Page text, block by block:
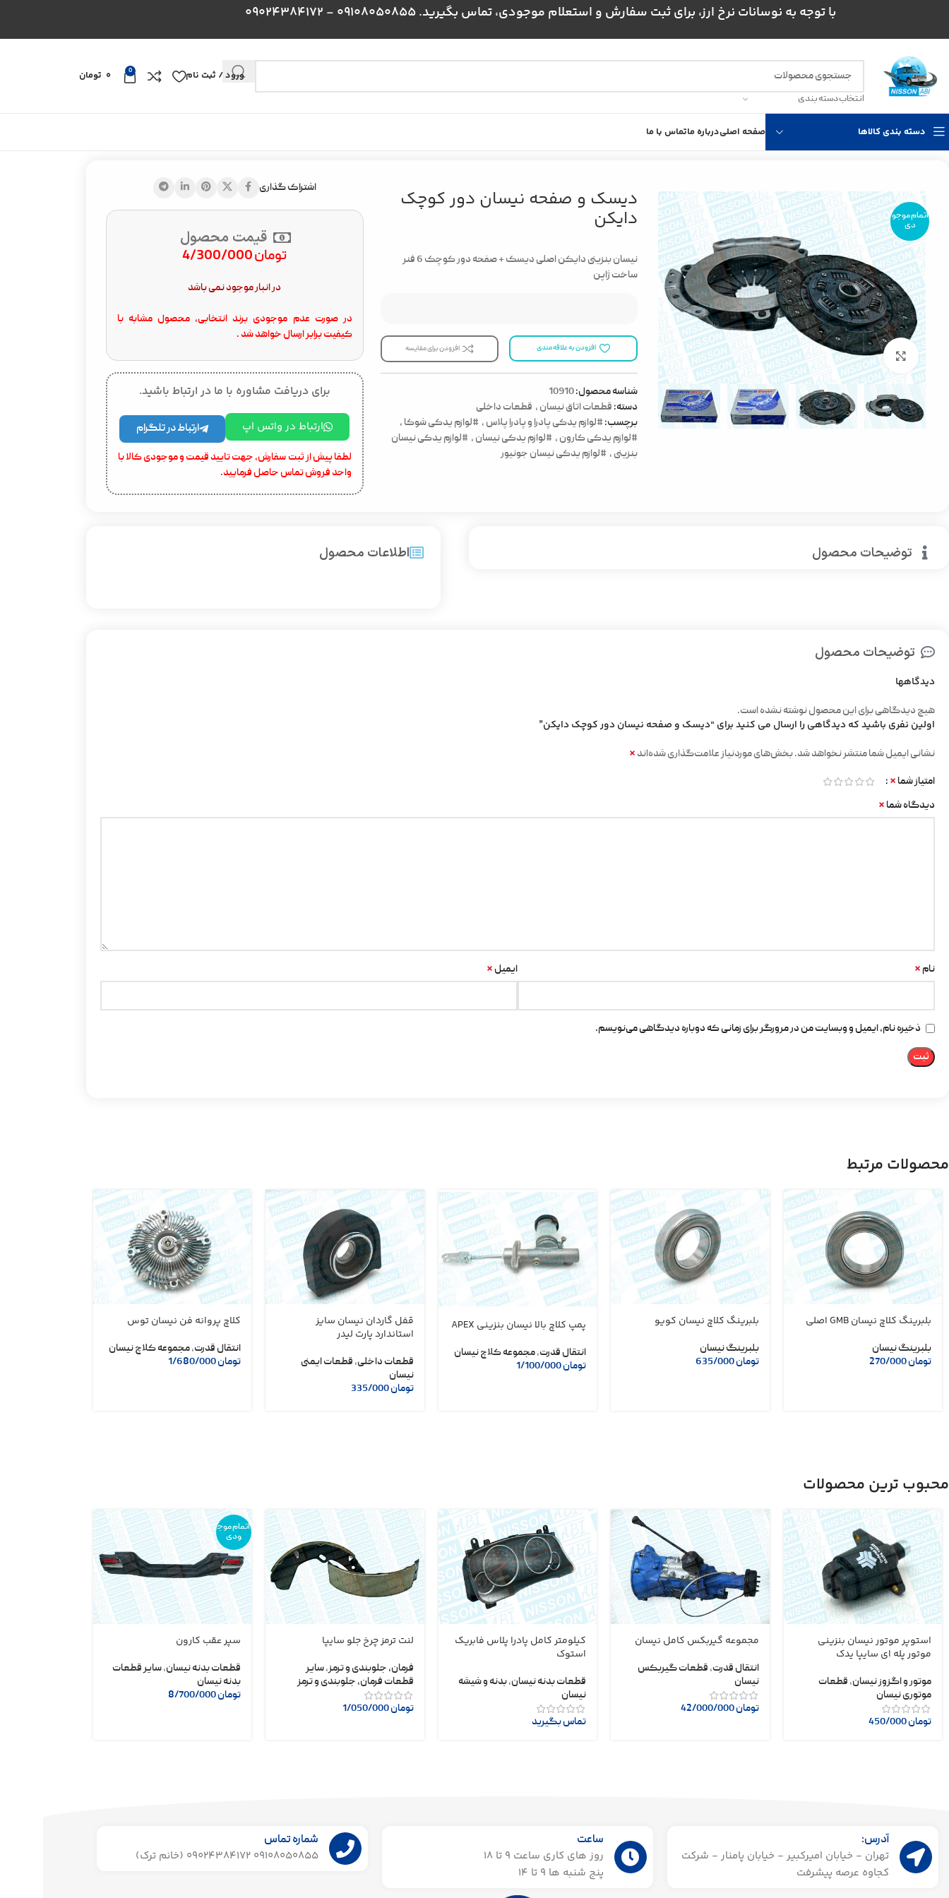
با توجه به نوسانات نرخ ارز، برای ثبت سفارش و استعلام موجودی، تماس بگیرید. 09108050855 - 09024384172
انتخاب دسته بندی
ورود / ثبت نام 0 تومان
دسته بندی کالاها صفحه اصلیدرباره ماتماس با ما
اتمام موجو
دی
بزرگنمایی تصویر
دیسک و صفحه نیسان دور کوچک
دایکن
نیسان بنزینی دایکن اصلی دیسک + صفحه دور کوچک 6 فنر
ساخت ژاپن
افزودن به علاقه مندی افزودن برای مقایسه
شناسه محصول:10910
دسته: قطعات اتاق نیسان , قطعات داخلی
برچسب:#لوازم یدکی پادرا و پادرا پلاس , #لوازم یدکی شوکا ,
#لوازم یدکی کارون , #لوازم یدکی نیسان , #لوازم یدکی نیسان
بنزینی , #لوازم یدکی نیسان جونیور
اشتراک گذاری
قیمت محصول
تومان
در انبار موجود نمی باشد
در صورت عدم موجودی برند انتخابی، محصول مشابه با
کیفیت برابر ارسال خواهد شد .
برای دریافت مشاوره با ما در ارتباط باشید.
ارتباط در واتس اپ ارتباط در تلگرام
لطفا پیش از ثبت سفارش، جهت تایید قیمت و موجودی کالا با
واحد فروش تماس حاصل فرمایید.
توضیحات محصول اطلاعات محصول
توضیحات محصول
دیدگاهها
هیچ دیدگاهی برای این محصول نوشته نشده است.
اولین نفری باشید که دیدگاهی را ارسال می کنید برای “دیسک و صفحه نیسان دور کوچک دایکن”
نشانی ایمیل شما منتشر نخواهد شد.بخش‌های موردنیاز علامت‌گذاری شده‌اند *
امتیاز شما *
دیدگاه شما *
نام * ایمیل *
ذخیره نام، ایمیل و وبسایت من در مرورگر برای زمانی که دوباره دیدگاهی می‌نویسم.
محصولات مرتبط
بلبرینگ کلاچ نیسان GMB اصلی
بلبرینگ نیسان
تومان
بلبرینگ کلاچ نیسان کویو
بلبرینگ نیسان
تومان635/000
پمپ کلاچ بالا نیسان بنزینی APEX
انتقال قدرت,مجموعه کلاچ نیسان
تومان
قفل گاردان نیسان سایز
استاندارد پارت لیدر
قطعات داخلی, قطعات ایمنی
نیسان
تومان335/000
کلاچ پروانه فن نیسان توس
انتقال قدرت,مجموعه کلاچ نیسان
تومان
محبوب ترین محصولات
استوپر موتور نیسان بنزینی
موتور پله ای سایپا یدک
موتور و اگزوز نیسان, قطعات
موتوری نیسان
تومان
مجموعه گیربکس کامل نیسان
انتقال قدرت, قطعات گیربکس
نیسان
تومان42/000/000
کیلومتر کامل پادرا پلاس فابریک
استوک
قطعات بدنه نیسان,بدنه و شیشه
نیسان
تماس بگیرید
لنت ترمز چرخ جلو سایپا
فرمان، جلوبندی و ترمز,سایر
قطعات فرمان، جلوبندی و ترمز
تومان1/050/000
اتمام موج
ودی
سپر عقب کارون
قطعات بدنه نیسان,سایر قطعات
بدنه نیسان
تومان
آدرس:
تهران - خیابان امیرکبیر - خیابان پامنار - شرکت
کجاوه عرصه پیشرفت
ساعت
روز های کاری ساعت ۹ تا 18
پنج شنبه ها 9 تا 14​
شماره تماس
09108050855 09024384172 (خانم ترک)